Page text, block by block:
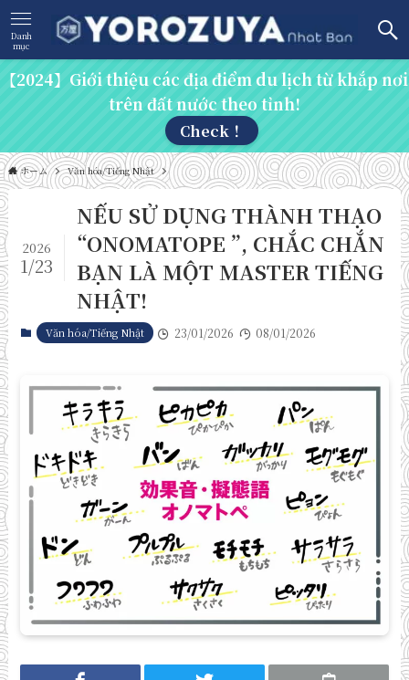
Danh
mục
【2024】Giới thiệu các địa điểm du lịch từ khắp nơi
trên đất nước theo tỉnh!
Check！
ホーム Văn hóa/Tiếng Nhật
NẾU SỬ DỤNG THÀNH THẠO
“ONOMATOPE ”, CHẮC CHẮN
BẠN LÀ MỘT MASTER TIẾNG
NHẬT!
2026
1/23
Văn hóa/Tiếng Nhật 23/01/2026 08/01/2026